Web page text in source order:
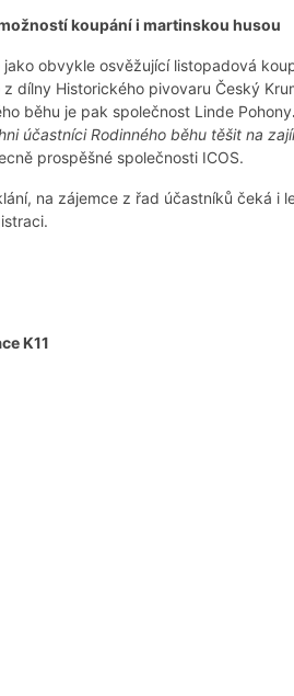
koupání i martinskou husou
obvykle osvěžující listopadová
dílny Historického pivovaru Český
běhu je pak společnost Linde Pohony.
účastníci Rodinného běhu těšit na
prospěšné společnosti ICOS.
na zájemce z řad účastníků čeká i
K11